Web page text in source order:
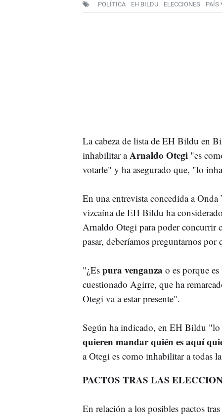
POLÍTICA EH BILDU ELECCIONES PAÍS
La cabeza de lista de EH Bildu en
inhabilitar aArnaldo Otegi "es
votarle" y ha asegurado que, "lo
En una entrevista concedida a
vizcaína de EH Bildu ha
Arnaldo Otegi para poder concurrir
pasar, deberíamos preguntarnos
"¿Espura venganza o es porque
cuestionado Agirre, que ha
Otegi va a estar presente".
Según ha indicado, en EH Bildu
quieren mandar quién es aquí
a Otegi es como inhabilitar a todas
PACTOS TRAS LAS
En relación a los posibles pactos